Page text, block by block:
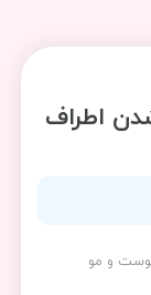
اطراف
و مو